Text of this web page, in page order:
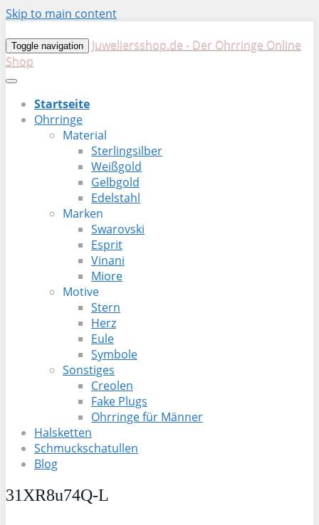
Skip to main content
Toggle navigation
Juweliersshop.de - Der Ohrringe Online
Shop
Startseite
Ohrringe
Material
Sterlingsilber
Weißgold
Gelbgold
Edelstahl
Marken
Swarovski
Esprit
Vinani
Miore
Motive
Stern
Herz
Eule
Symbole
Sonstiges
Creolen
Fake Plugs
Ohrringe für Männer
Halsketten
Schmuckschatullen
Blog
31XR8u74Q-L